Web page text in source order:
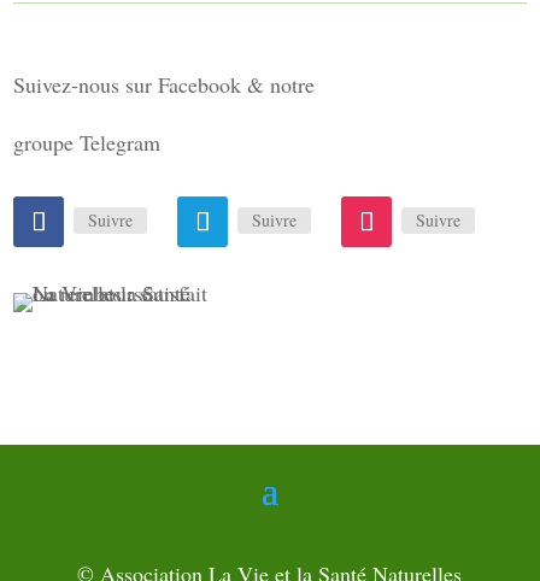
Suivez-nous sur Facebook & notre
groupe Telegram
Suivre Suivre Suivre
© Association La Vie et la Santé Naturelles